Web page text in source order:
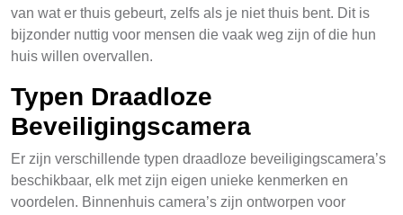
van wat er thuis gebeurt, zelfs als je niet thuis bent. Dit is
bijzonder nuttig voor mensen die vaak weg zijn of die hun
huis willen overvallen.
Typen Draadloze
Beveiligingscamera
Er zijn verschillende typen draadloze beveiligingscamera’s
beschikbaar, elk met zijn eigen unieke kenmerken en
voordelen. Binnenhuis camera’s zijn ontworpen voor